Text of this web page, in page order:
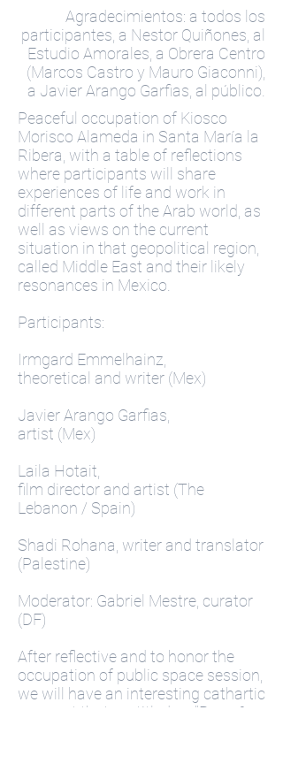
Agradecimientos: a todos los
participantes, a Nestor Quiñones, al
Estudio Amorales, a Obrera Centro
(Marcos Castro y Mauro Giaconni),
a Javier Arango Garfias, al público.
Peaceful occupation of Kiosco
Morisco Alameda in Santa María la
Ribera, with a table of reflections
where participants will share
experiences of life and work in
different parts of the Arab world, as
well as views on the current
situation in that geopolitical region,
called Middle East and their likely
resonances in Mexico.
Participants:
Irmgard Emmelhainz,
theoretical and writer (Mex)
Javier Arango Garfias,
artist (Mex)
Laila Hotait,
film director and artist (The
Lebanon / Spain)
Shadi Rohana, writer and translator
(Palestine)
Moderator: Gabriel Mestre, curator
(DF)
After reflective and to honor the
occupation of public space session,
we will have an interesting cathartic
moment that we titled as "Rave &